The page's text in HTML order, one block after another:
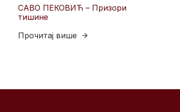
САВО ПЕКОВИЋ – Призори
тишине
Прочитај више